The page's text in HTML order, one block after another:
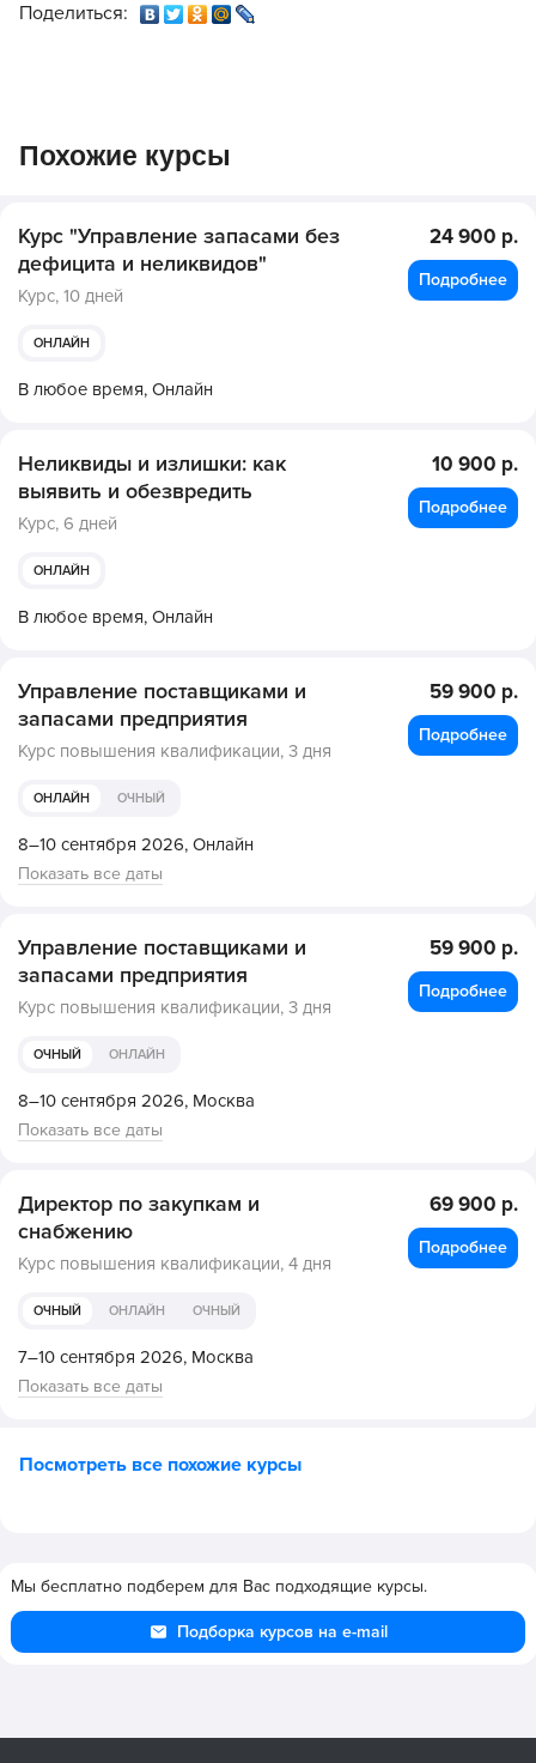
Поделиться:
Похожие курсы
Курс "Управление запасами без
дефицита и неликвидов"
Курс, 10 дней
ОНЛАЙН
В любое время, Онлайн
24 900 р.
Подробнее
Неликвиды и излишки: как
выявить и обезвредить
Курс, 6 дней
ОНЛАЙН
В любое время, Онлайн
10 900 р.
Подробнее
Управление поставщиками и
запасами предприятия
Курс повышения квалификации, 3 дня
ОНЛАЙН ОЧНЫЙ
8–10 сентября 2026, Онлайн
Показать все даты
59 900 р.
Подробнее
Управление поставщиками и
запасами предприятия
Курс повышения квалификации, 3 дня
ОЧНЫЙ ОНЛАЙН
8–10 сентября 2026, Москва
Показать все даты
59 900 р.
Подробнее
Директор по закупкам и
снабжению
Курс повышения квалификации, 4 дня
ОЧНЫЙ ОНЛАЙН ОЧНЫЙ
7–10 сентября 2026, Москва
Показать все даты
69 900 р.
Подробнее
Посмотреть все похожие курсы
Мы бесплатно подберем для Вас подходящие курсы.
Подборка курсов на e-mail